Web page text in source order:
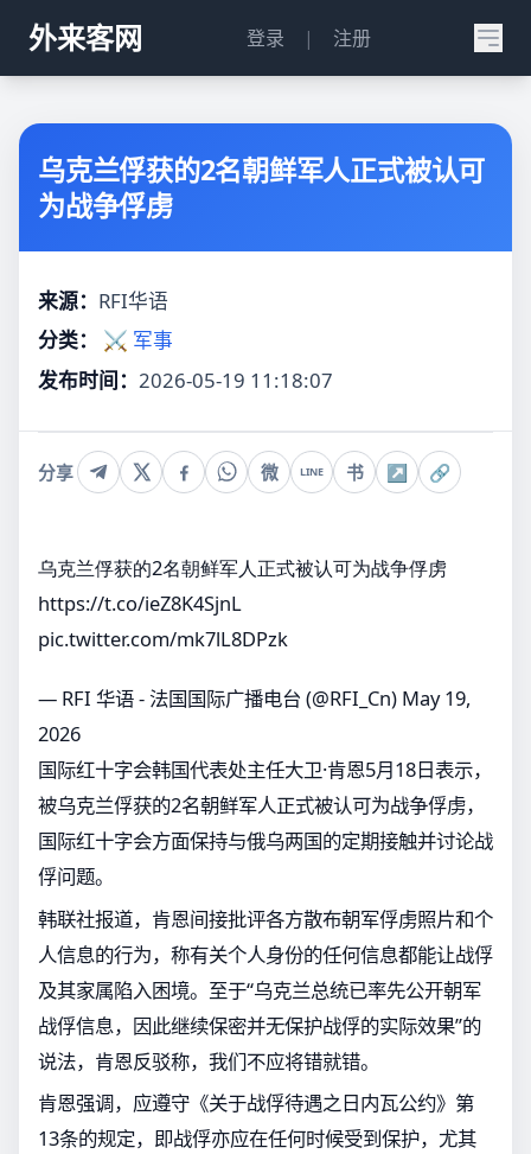
外来客网 登录 | 注册
乌克兰俘获的2名朝鲜军人正式被认可
为战争俘虏
来源： RFI华语
分类：
⚔️ 军事
发布时间： 2026-05-19 11:18:07
分享 微 LINE 书 ↗ 🔗
乌克兰俘获的2名朝鲜军人正式被认可为战争俘虏
https://t.co/ieZ8K4SjnL
pic.twitter.com/mk7lL8DPzk
— RFI 华语 - 法国国际广播电台 (@RFI_Cn) May 19,
2026
国际红十字会韩国代表处主任大卫·肯恩5月18日表示，
被乌克兰俘获的2名朝鲜军人正式被认可为战争俘虏，
国际红十字会方面保持与俄乌两国的定期接触并讨论战
俘问题。
韩联社报道，肯恩间接批评各方散布朝军俘虏照片和个
人信息的行为，称有关个人身份的任何信息都能让战俘
及其家属陷入困境。至于“乌克兰总统已率先公开朝军
战俘信息，因此继续保密并无保护战俘的实际效果”的
说法，肯恩反驳称，我们不应将错就错。
肯恩强调，应遵守《关于战俘待遇之日内瓦公约》第
13条的规定，即战俘亦应在任何时候受到保护，尤其